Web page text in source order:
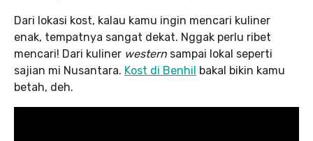
Dari lokasi kost, kalau kamu ingin mencari kuliner
enak, tempatnya sangat dekat. Nggak perlu ribet
mencari! Dari kuliner western sampai lokal seperti
sajian mi Nusantara. Kost di Benhil bakal bikin kamu
betah, deh.